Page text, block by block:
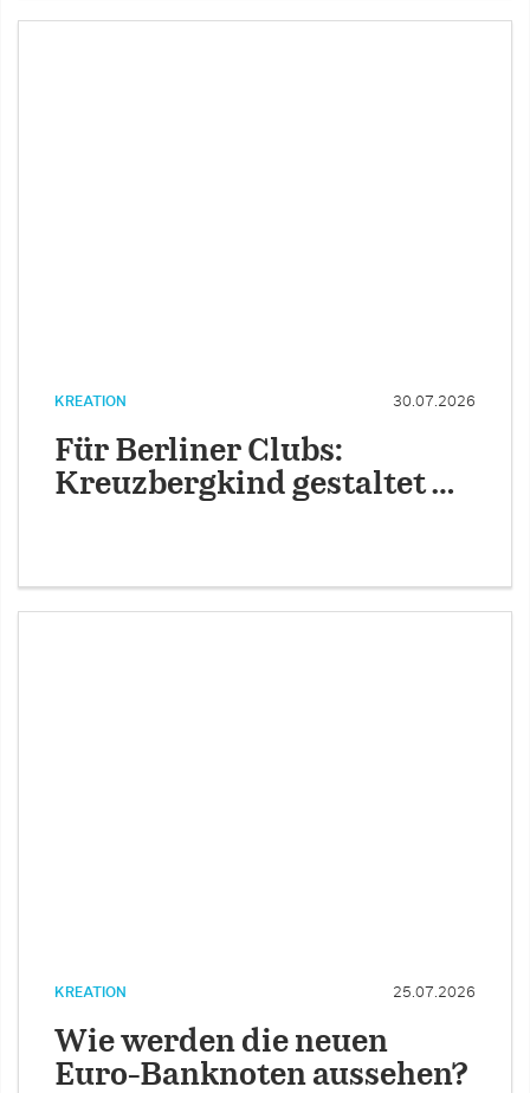
KREATION 30.07.2026
Für Berliner Clubs:
Kreuzbergkind gestaltet …
KREATION 25.07.2026
Wie werden die neuen
Euro-Banknoten aussehen?